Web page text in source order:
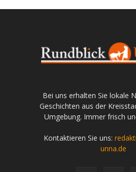
Bei uns erhalten Sie lokale
Geschichten aus der
Umgebung. Immer frisch
Kontaktieren Sie uns:
unna.de